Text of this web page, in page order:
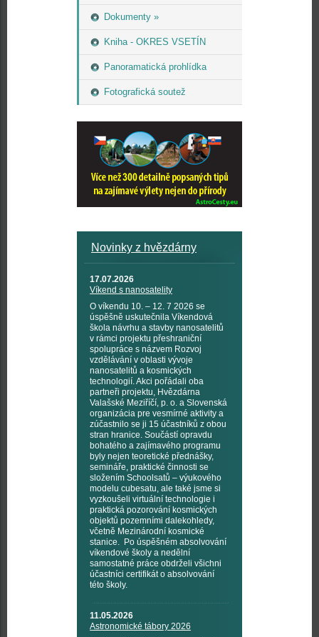
Dokumenty »
Kniha - OKRES VSETÍN
Panoramatická prohlídka
Fotografická soutež
Novinky z hvězdárny
17.07.2026
Víkend s nanosatelity
O víkendu 10. – 12. 7 2026 se
úspěšně uskutečnila Víkendová
škola návrhu a stavby nanosatelitů
v rámci projektu přeshraniční
spolupráce s názvem Rozvoj
vzdělávání v oblasti vývoje
nanosatelitů a kosmických
technologií. Akci pořádali oba
partneři projektu, Hvězdárna
Valašské Meziříčí, p. o. a Slovenská
organizácia pre vesmírné aktivity a
zúčastnilo se ji 15 účastníků z obou
stran hranice. Součástí opravdu
bohatého a zajímavého programu
byly nejen teoretické přednášky,
semináře, praktické činnosti se
složením Schoolsatů – výukového
modelu cubesatu, ale také jsme si
vyzkoušeli virtuální technologie i
praktická pozorování kosmických
objektů pozemními dalekohledy,
včetně Mezinárodní kosmické
stanice. Po úspěšném absolvování
víkendové školy a nedělní
samostatné práce obdrželi všichni
účastníci certifikát o absolvování
této školy.
11.05.2026
Astronomické tábory 2026